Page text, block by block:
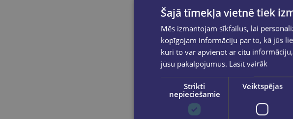
€16.95
Ielikt
Šajā tīmekļa vietnē tiek
Mēs izmantojam sīkfailus, lai
kopīgojam informāciju par to, kā jūs
kuri to var apvienot ar citu
jūsu pakalpojumus. Lasīt vairāk
Strikti
nepieciešamie
Veiktspējas